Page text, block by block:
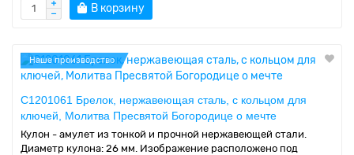
В корзину
Наше производство
C1201061 Брелок, нержавеющая сталь, с кольцом для
ключей, Молитва Пресвятой Богородице о мечте
Кулон - амулет из тонкой и прочной нержавеющей стали.
Диаметр кулона: 26 мм. Изображение расположено под